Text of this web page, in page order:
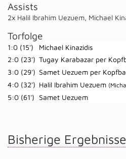
Assists
2x Halil Ibrahim Uezuem, Michael
Torfolge
1:0 (15')
Michael Kinazidis
2:0 (23') Tugay Karabazar per
3:0 (29') Samet Uezuem per
4:0 (32') Halil Ibrahim Uezuem
5:0 (61') Samet Uezuem
Bisherige Ergebnisse